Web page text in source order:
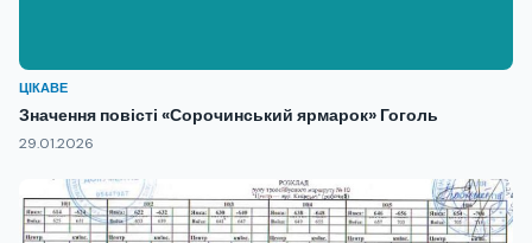
ЦІКАВЕ
Значення повісті «Сорочинський ярмарок» Гоголь
29.01.2026